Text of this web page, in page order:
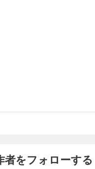
者をフォローする